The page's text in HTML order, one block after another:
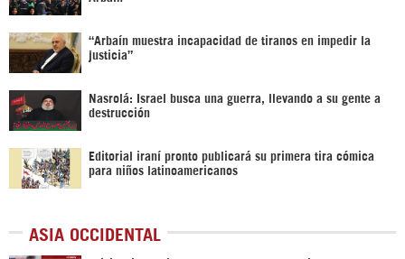
“Arbaín muestra incapacidad de tiranos en impedir la
justicia”
Nasrolá: Israel busca una guerra, llevando a su gente a
destrucción
Editorial iraní pronto publicará su primera tira cómica
para niños latinoamericanos
ASIA OCCIDENTAL